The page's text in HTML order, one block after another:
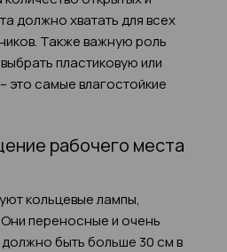
должно хватать для всех
Также важную роль
пластиковую или
это самые влагостойкие
рабочего места
кольцевые лампы,
переносные и очень
быть больше 30 см в